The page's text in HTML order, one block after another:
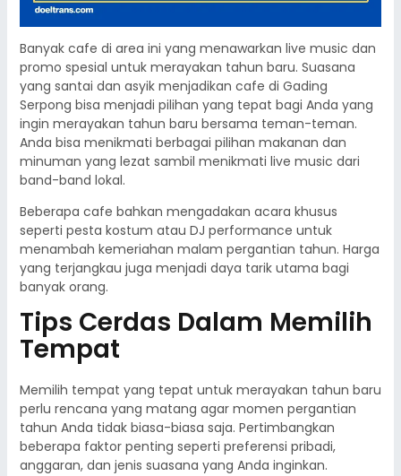
Banyak cafe di area ini yang menawarkan live music dan
promo spesial untuk merayakan tahun baru. Suasana
yang santai dan asyik menjadikan cafe di Gading
Serpong bisa menjadi pilihan yang tepat bagi Anda yang
ingin merayakan tahun baru bersama teman-teman.
Anda bisa menikmati berbagai pilihan makanan dan
minuman yang lezat sambil menikmati live music dari
band-band lokal.
Beberapa cafe bahkan mengadakan acara khusus
seperti pesta kostum atau DJ performance untuk
menambah kemeriahan malam pergantian tahun. Harga
yang terjangkau juga menjadi daya tarik utama bagi
banyak orang.
Tips Cerdas Dalam Memilih
Tempat
Memilih tempat yang tepat untuk merayakan tahun baru
perlu rencana yang matang agar momen pergantian
tahun Anda tidak biasa-biasa saja. Pertimbangkan
beberapa faktor penting seperti preferensi pribadi,
anggaran, dan jenis suasana yang Anda inginkan.